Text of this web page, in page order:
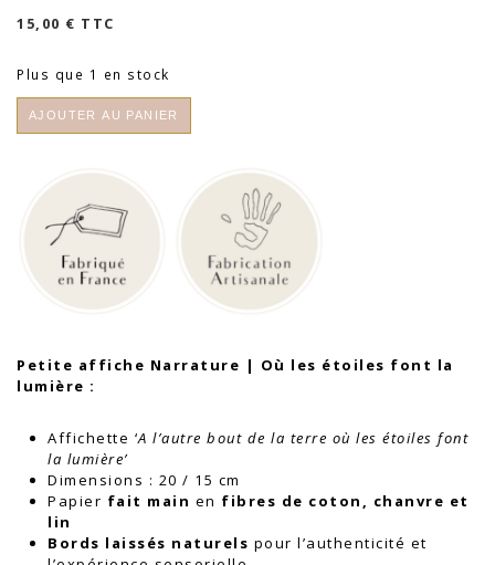
15,00 € TTC
Plus que 1 en stock
quantité
Narrature
étoiles
font
AJOUTER AU PANIER
Petite affiche Narrature | Où les étoiles font la
lumière :
Affichette ‘A l’autre bout de la terre où les étoiles font
la lumière’
Dimensions : 20 / 15 cm
Papier fait main en fibres de coton, chanvre et
lin
Bords laissés naturels pour l’authenticité et